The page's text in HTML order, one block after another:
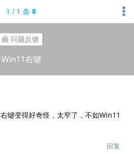
问题反馈
Win11右键
1 / 1 条
键变得好奇怪，太窄了，不如Win11
回复